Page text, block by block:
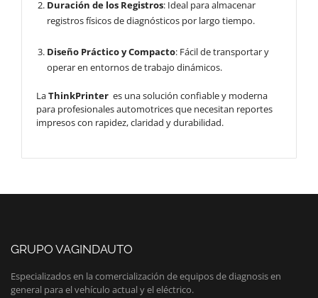
Duración de los Registros: Ideal para almacenar
registros físicos de diagnósticos por largo tiempo.
Diseño Práctico y Compacto: Fácil de transportar y
operar en entornos de trabajo dinámicos.
LaThinkPrinter es una solución confiable y moderna
para profesionales automotrices que necesitan reportes
impresos con rapidez, claridad y durabilidad.
GRUPO VAGINDAUTO
Especializados en la comercialización de equipos de diagnosis en
general para el vehículo actual y el eléctrico.